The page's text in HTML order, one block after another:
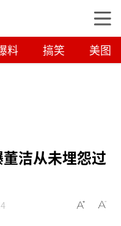
料 搞笑 美图
洁从未埋怨过